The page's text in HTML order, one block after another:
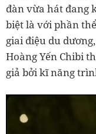
đàn vừa hát đang
biệt là với phần
giai điệu du
Hoàng Yến Chibi
giả bởi kĩ năng